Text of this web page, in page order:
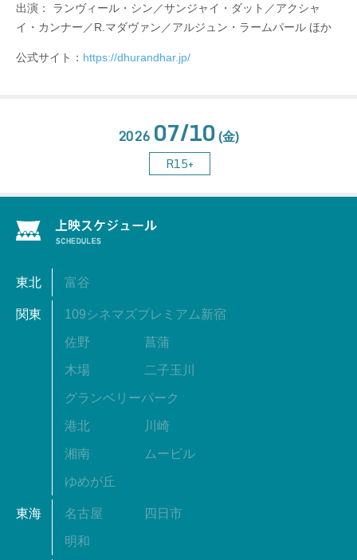
出演： ランヴィール・シン／サンジャイ・ダット／アクシャ
イ・カンナー／R.マダヴァン／アルジュン・ラームパール ほか
公式サイト： https://dhurandhar.jp/
2026 07/10 (金)
R15+
東北 富谷
関東 109シネマズプレミアム新宿
佐野 菖蒲
木場 二子玉川
グランベリーパーク
港北 川崎
湘南 ムービル
ゆめが丘
東海 名古屋 四日市
明和